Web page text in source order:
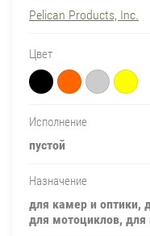
Pelican Products, Inc.
Цвет
Исполнение
пустой
Назначение
для камер и оптики,
для мотоциклов, для